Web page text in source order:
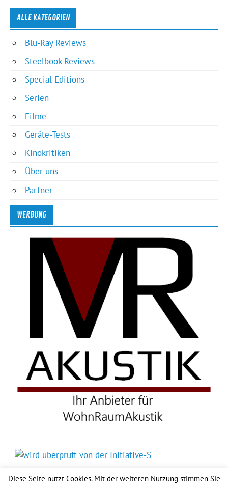
ALLE KATEGORIEN
Blu-Ray Reviews
Steelbook Reviews
Special Editions
Serien
Filme
Geräte-Tests
Kinokritiken
Über uns
Partner
WERBUNG
Diese Seite nutzt Cookies. Mit der weiteren Nutzung stimmen Sie